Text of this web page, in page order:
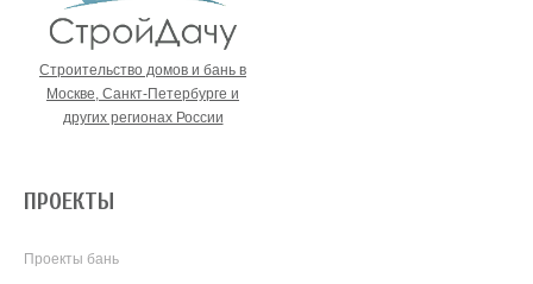
Строительство домов и бань в
Москве, Санкт-Петербурге и
других регионах России
ПРОЕКТЫ
Проекты бань